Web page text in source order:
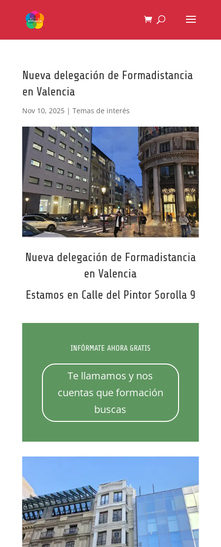
Nueva delegación de Formadistancia
en Valencia
Nov 10, 2025| Temas de interés
Nueva delegación de Formadistancia
en Valencia
Estamos en Calle del Pintor Sorolla 9
INFÓRMATE AHORA GRATIS
Te llamamos y nos
cuentas que formación
buscas